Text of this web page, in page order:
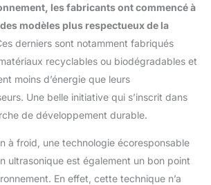
les fabricants ont commencé à
modèles plus respectueux de la
derniers sont notamment fabriqués
recyclables ou biodégradables et
moins d’énergie que leurs
Une belle initiative qui s’inscrit dans
de développement durable.
à froid, une technologie écoresponsable
ultrasonique est également un bon point
En effet, cette technique n’a